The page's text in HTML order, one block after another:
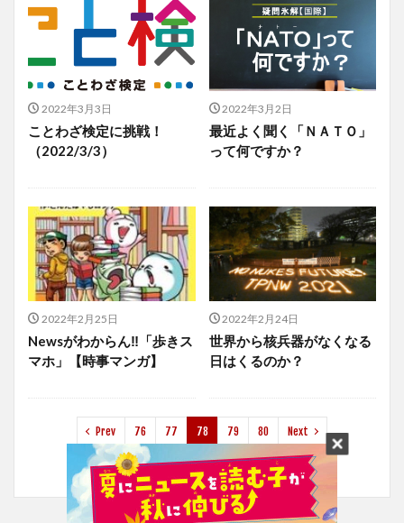
2022年3月3日
ことわざ検定に挑戦！
（2022/3/3）
2022年3月2日
最近よく聞く「ＮＡＴＯ」
って何ですか？
2022年2月25日
Newsがわからん‼「歩きス
マホ」【時事マンガ】
2022年2月24日
世界から核兵器がなくなる
日はくるのか？
Prev 76 77 78 79 80 Next